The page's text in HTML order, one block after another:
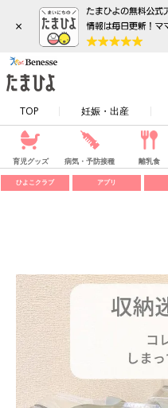
×
TOP 妊娠・出産
育児グッズ 病気・予防接種 離乳食
ひよこクラブ アプリ